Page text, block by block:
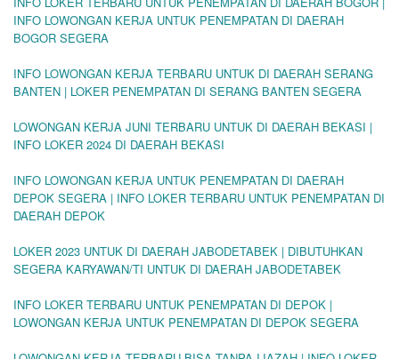
INFO LOWONGAN KERJA UNTUK PENEMPATAN DI DAERAH
BOGOR SEGERA
INFO LOWONGAN KERJA TERBARU UNTUK DI DAERAH SERANG
BANTEN | LOKER PENEMPATAN DI SERANG BANTEN SEGERA
LOWONGAN KERJA JUNI TERBARU UNTUK DI DAERAH BEKASI |
INFO LOKER 2024 DI DAERAH BEKASI
INFO LOWONGAN KERJA UNTUK PENEMPATAN DI DAERAH
DEPOK SEGERA | INFO LOKER TERBARU UNTUK PENEMPATAN DI
DAERAH DEPOK
LOKER 2023 UNTUK DI DAERAH JABODETABEK | DIBUTUHKAN
SEGERA KARYAWAN/TI UNTUK DI DAERAH JABODETABEK
INFO LOKER TERBARU UNTUK PENEMPATAN DI DEPOK |
LOWONGAN KERJA UNTUK PENEMPATAN DI DEPOK SEGERA